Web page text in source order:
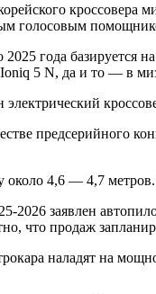
голосовым
года базируется
5 N, да и то — в
предсерийного
около 4,6 — 4,7
2026 заявлен
что продаж
наладят на